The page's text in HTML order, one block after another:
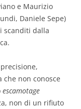
e Maurizio
Daniele Sepe)
scanditi dalla
non conosce
escamotage
non di un rifiuto